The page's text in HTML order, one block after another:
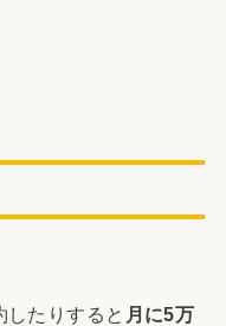
たりすると 月に5万